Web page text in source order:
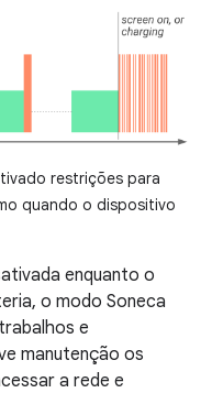
restrições para
quando o dispositivo
enquanto o
o modo Soneca
e
manutenção os
a rede e